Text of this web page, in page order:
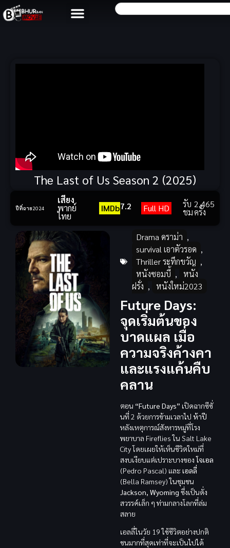
The Last of Us Season 2 (2025)
ปีที่ฉาย2024
เสียง
พากย์
ไทย
IMDb7.2 Full HD รับ
ชม
2,465
ครั้ง
Drama ดราม่า ,
survival เอาตัวรอด ,
Thriller ระทึกขวัญ ,
หนังซอมบี้ ,
หนัง
ฝรั่ง , หนังใหม่2023
Future Days:
จุดเริ่มต้นของ
บาดแผล เมื่อ
ความจริงค้างคา
และแรงแค้นคืบ
คลาน
ตอน “Future Days” เปิดฉากซีซั่
นที่ 2 ด้วยการข้ามเวลาไป ห้าปี
หลังเหตุการณ์สังหารหมู่ที่โรง
พยาบาล Fireflies ใน Salt Lake
City โดยเผยให้เห็นชีวิตใหม่ที่
สงบเงียบแต่เปราะบางของโจเอล
(Pedro Pascal) และ เอลลี่
(Bella Ramsey) ในชุมชน
Jackson, Wyoming ซึ่งเป็นดั่ง
สวรรค์เล็ก ๆ ท่ามกลางโลกที่ล่ม
สลาย
เอลลี่ในวัย 19ใช้ชีวิตอย่างปกติ
ชนมากที่สุดเท่าที่จะเป็นไปได้